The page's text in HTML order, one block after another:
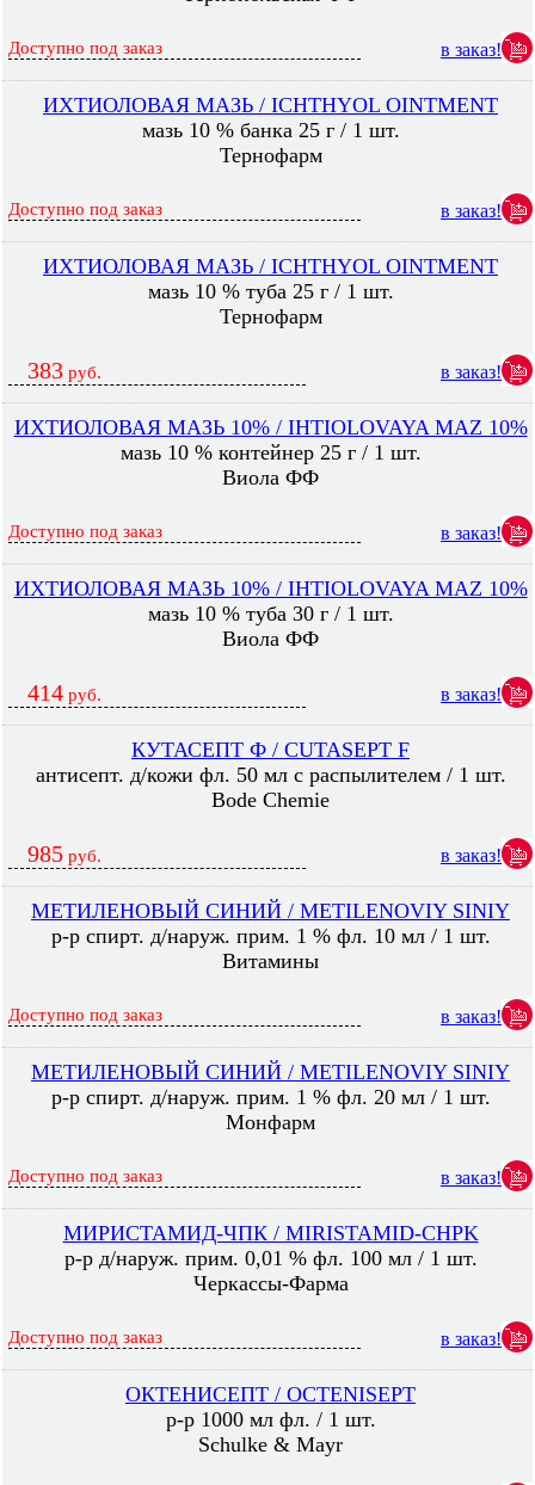
Доступно под заказ в заказ!
ИХТИОЛОВАЯ МАЗЬ / ICHTHYOL OINTMENT
мазь 10 % банка 25 г / 1 шт.
Тернофарм
Доступно под заказ в заказ!
ИХТИОЛОВАЯ МАЗЬ / ICHTHYOL OINTMENT
мазь 10 % туба 25 г / 1 шт.
Тернофарм
383 руб. в заказ!
ИХТИОЛОВАЯ МАЗЬ 10% / IHTIOLOVAYA MAZ 10%
мазь 10 % контейнер 25 г / 1 шт.
Виола ФФ
Доступно под заказ в заказ!
ИХТИОЛОВАЯ МАЗЬ 10% / IHTIOLOVAYA MAZ 10%
мазь 10 % туба 30 г / 1 шт.
Виола ФФ
414 руб. в заказ!
КУТАСЕПТ Ф / CUTASEPT F
антисепт. д/кожи фл. 50 мл с распылителем / 1 шт.
Bode Chemie
985 руб. в заказ!
МЕТИЛЕНОВЫЙ СИНИЙ / METILENOVIY SINIY
р-р спирт. д/наруж. прим. 1 % фл. 10 мл / 1 шт.
Витамины
Доступно под заказ в заказ!
МЕТИЛЕНОВЫЙ СИНИЙ / METILENOVIY SINIY
р-р спирт. д/наруж. прим. 1 % фл. 20 мл / 1 шт.
Монфарм
Доступно под заказ в заказ!
МИРИСТАМИД-ЧПК / MIRISTAMID-CHPK
р-р д/наруж. прим. 0,01 % фл. 100 мл / 1 шт.
Черкассы-Фарма
Доступно под заказ в заказ!
ОКТЕНИСЕПТ / OCTENISEPT
р-р 1000 мл фл. / 1 шт.
Schulke & Mayr